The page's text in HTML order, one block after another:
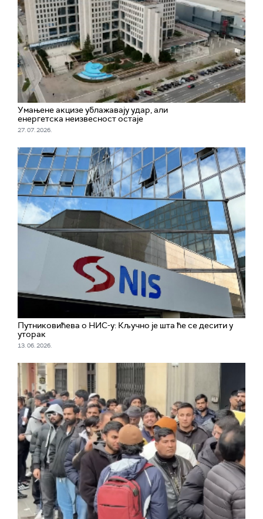
Умањене акцизе ублажавају удар, али
енергетска неизвесност остаје
27. 07. 2026.
Путниковићева о НИС-у: Кључно је шта ће се десити у
уторак
13. 06. 2026.